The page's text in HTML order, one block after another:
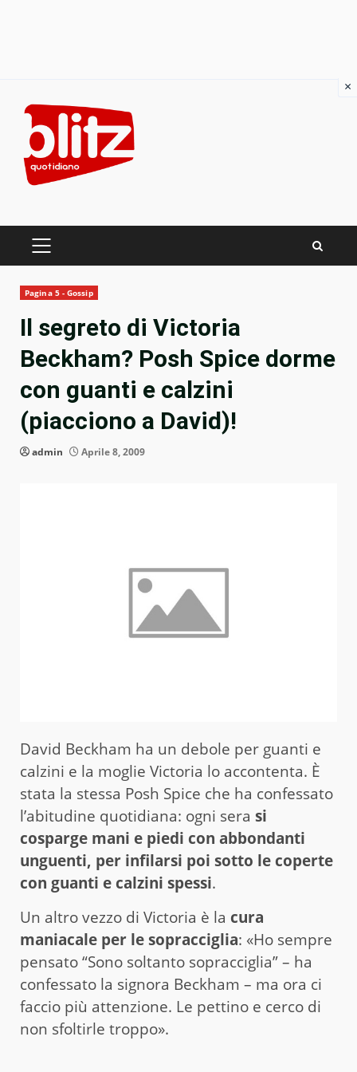
content
PRIMARY
Pagina 5 - Gossip
Il segreto di Victoria
Beckham? Posh Spice dorme
con guanti e calzini
(piacciono a David)!
admin Aprile 8, 2009
David Beckham ha un debole per guanti e
calzini e la moglie Victoria lo accontenta. È
stata la stessa Posh Spice che ha confessato
l’abitudine quotidiana: ogni sera si
cosparge mani e piedi con abbondanti
unguenti, per infilarsi poi sotto le coperte
con guanti e calzini spessi.
Un altro vezzo di Victoria è la cura
maniacale per le sopracciglia: «Ho sempre
pensato “Sono soltanto sopracciglia” – ha
confessato la signora Beckham – ma ora ci
faccio più attenzione. Le pettino e cerco di
non sfoltirle troppo».
×